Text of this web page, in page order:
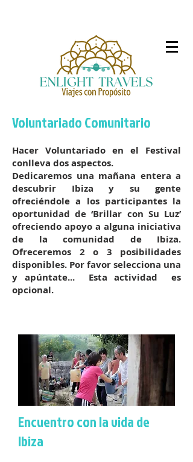
Voluntariado Comunitario
Hacer Voluntariado en el Festival
conlleva dos aspectos.
Dedicaremos una mañana entera a
descubrir Ibiza y su gente
ofreciéndole a los participantes la
oportunidad de ‘Brillar con Su Luz’
ofreciendo apoyo a alguna iniciativa
de la comunidad de Ibiza.
Ofreceremos 2 o 3 posibilidades
disponibles. Por favor selecciona una
y apúntate... Esta actividad es
opcional.
Encuentro con la vida de
Ibiza